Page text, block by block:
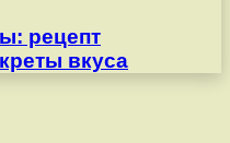
рецепт
вкуса